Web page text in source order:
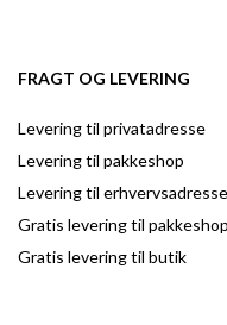
FRAGT OG LEVERING
Levering til privatadresse
Levering til pakkeshop
Levering til erhvervsadresse
Gratis levering til pakkeshop
Gratis levering til butik